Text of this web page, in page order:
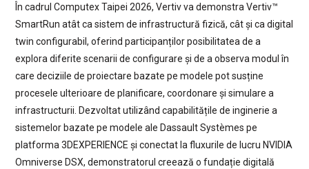
În cadrul Computex Taipei 2026, Vertiv va demonstra Vertiv™
SmartRun atât ca sistem de infrastructură fizică, cât și ca digital
twin configurabil, oferind participanților posibilitatea de a
explora diferite scenarii de configurare și de a observa modul în
care deciziile de proiectare bazate pe modele pot susține
procesele ulterioare de planificare, coordonare și simulare a
infrastructurii. Dezvoltat utilizând capabilitățile de inginerie a
sistemelor bazate pe modele ale Dassault Systèmes pe
platforma 3DEXPERIENCE și conectat la fluxurile de lucru NVIDIA
Omniverse DSX, demonstratorul creează o fundație digitală